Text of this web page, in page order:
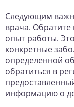
Следующим
врача.
опыт работы.
конкретные
определенной
обратиться в
информацию о